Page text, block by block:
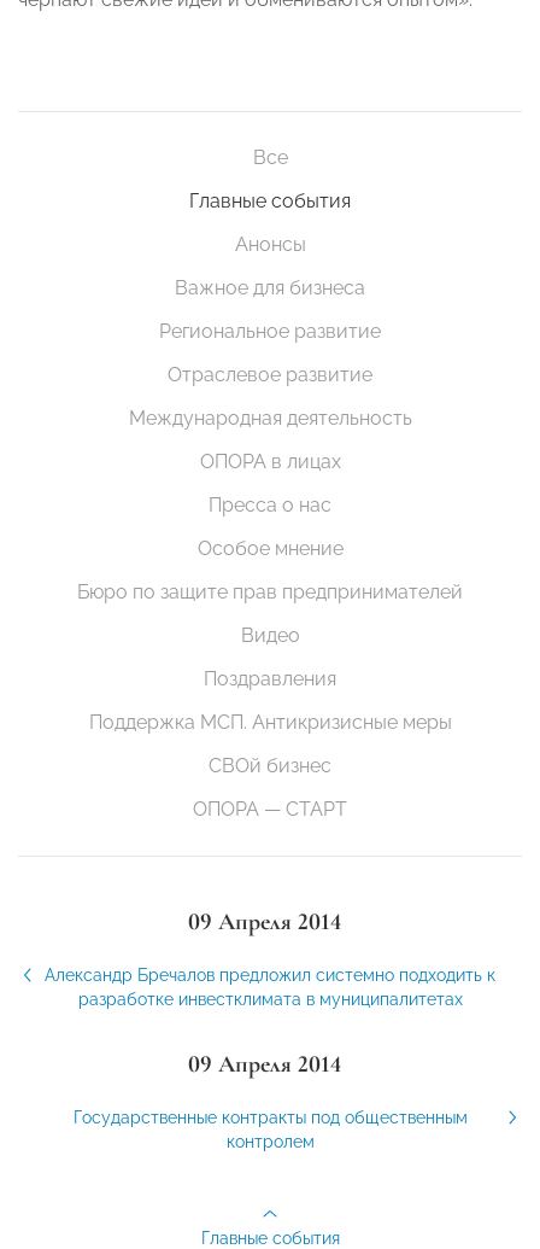
Все
Главные события
Анонсы
Важное для бизнеса
Региональное развитие
Отраслевое развитие
Международная деятельность
ОПОРА в лицах
Пресса о нас
Особое мнение
Бюро по защите прав предпринимателей
Видео
Поздравления
Поддержка МСП. Антикризисные меры
СВОй бизнес
ОПОРА — СТАРТ
09 Апреля 2014
Александр Бречалов предложил системно подходить к
разработке инвестклимата в муниципалитетах
09 Апреля 2014
Государственные контракты под общественным
контролем
Главные события